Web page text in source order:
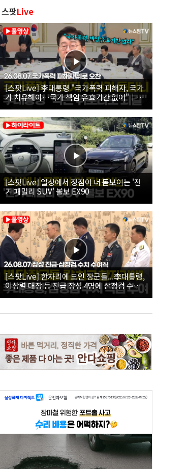
스팟Live
[스팟Live] 李대통령 "국가폭력 피해자, 국가
가 치유해야…국가 책임 유효기간 없어"｜
26.08.07 국가폭력 피해자 위로 오찬
[스팟Live] 일상에서 장점이 더 돋보이는 '전
기 패밀리 SUV' 볼보 EX90
[스팟Live] 한자리에 모인 장군들...李대통령,
이상렬 대장 등 진급 장성 4명에 삼정검 수치
직접 수여｜26.08.07 장성 진급·삼정검 수치